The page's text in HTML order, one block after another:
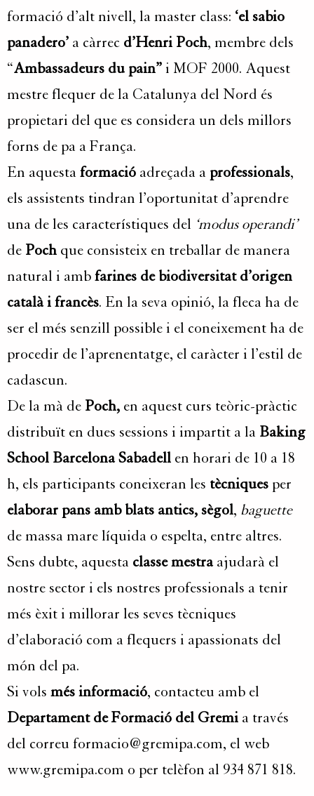
formació d’alt nivell, la master class: ‘el sabio
panadero’ a càrrec d’Henri Poch, membre dels
“Ambassadeurs du pain” i MOF 2000. Aquest
mestre flequer de la Catalunya del Nord és
propietari del que es considera un dels millors
forns de pa a França.
En aquesta formació adreçada a professionals,
els assistents tindran l’oportunitat d’aprendre
una de les característiques del ‘modus operandi’
de Poch que consisteix en treballar de manera
natural i amb farines de biodiversitat d’origen
català i francès. En la seva opinió, la fleca ha de
ser el més senzill possible i el coneixement ha de
procedir de l’aprenentatge, el caràcter i l’estil de
cadascun.
De la mà de Poch, en aquest curs teòric-pràctic
distribuït en dues sessions i impartit a la Baking
School Barcelona Sabadell en horari de 10 a 18
h, els participants coneixeran les tècniques per
elaborar pans amb blats antics, sègol, baguette
de massa mare líquida o espelta, entre altres.
Sens dubte, aquesta classe mestraajudarà el
nostre sector i els nostres professionals a tenir
més èxit i millorar les seves tècniques
d’elaboració com a flequers i apassionats del
món del pa.
Si vols més informació, contacteu amb el
Departament de Formació del Gremi a través
del correu formacio@gremipa.com, el web
www.gremipa.com o per telèfon al 934 871 818.